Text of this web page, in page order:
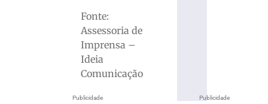
Publicidade
Fonte:
Assessoria de
Imprensa –
Ideia
Comunicação
Publicidade